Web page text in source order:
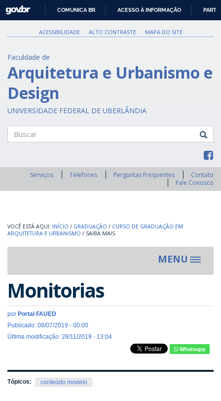
PARA
O
GOVBR
COMUNICA BR ACESSO À INFORMAÇÃO
ACESSIBILIDADE ALTO CONTRASTE MAPA DO SITE
Faculdade de
Arquitetura e Urbanismo e
Design
UNIVERSIDADE FEDERAL DE UBERLÂNDIA
Serviços Telefones Perguntas Frequentes
Contato
Fale Conosco
INÍCIO / GRADUAÇÃO / CURSO DE GRADUAÇÃO EM
ARQUITETURA E URBANISMO / SAIBA MAIS
MENU
Toggle
Monitorias
por Portal FAUED
Publicado: 08/07/2019 - 00:00
Última modificação: 28/11/2019 - 13:04
Whatsapp
Tópicos: conteúdo modelo